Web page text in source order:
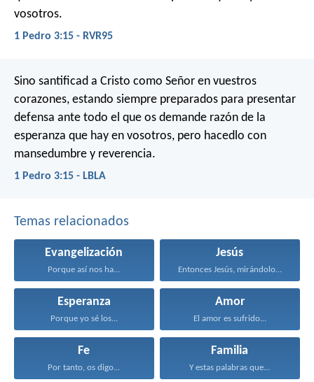
vosotros.
1 Pedro 3:15 - RVR95
Sino santificad a Cristo como Señor en vuestros
corazones, estando siempre preparados para presentar
defensa ante todo el que os demande razón de la
esperanza que hay en vosotros, pero hacedlo con
mansedumbre y reverencia.
1 Pedro 3:15 - LBLA
Temas relacionados
Evangelización
Porque así nos ha...
Jesús
Entonces Jesús, mirándolos, dijo...
Esperanza
Porque yo sé los...
Amor
El amor es sufrido...
Fe
Por tanto, os digo...
Familia
Y estas palabras que...